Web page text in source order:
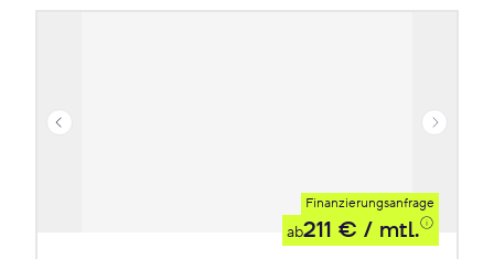
Finanzierungsanfrage
ab211 € / mtl.